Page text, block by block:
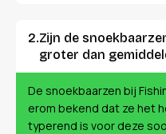
Zijn de
groter dan
De snoekbaarzen bij
erom bekend dat ze het
typerend is voor deze